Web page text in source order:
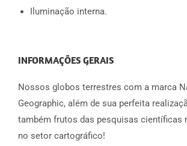
Iluminação interna.
INFORMAÇÕES GERAIS
Nossos globos terrestres com a marca
Geographic, além de sua perfeita
também frutos das pesquisas científicas
no setor cartográfico!